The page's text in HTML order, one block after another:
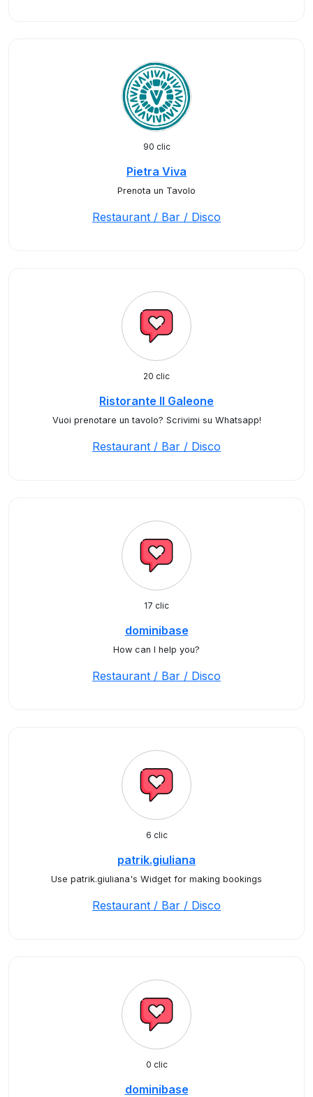
90 clic
Pietra Viva
Prenota un Tavolo
Restaurant / Bar / Disco
20 clic
Ristorante Il Galeone
Vuoi prenotare un tavolo? Scrivimi su Whatsapp!
Restaurant / Bar / Disco
17 clic
dominibase
How can I help you?
Restaurant / Bar / Disco
6 clic
patrik.giuliana
Use patrik.giuliana's Widget for making bookings
Restaurant / Bar / Disco
0 clic
dominibase